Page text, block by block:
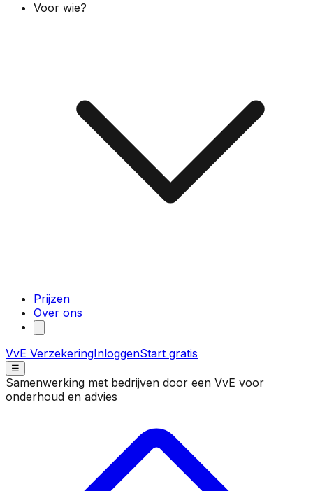
Voor wie?
Prijzen
Over ons
VvE VerzekeringInloggenStart gratis
☰
Samenwerking met bedrijven door een VvE voor
onderhoud en advies